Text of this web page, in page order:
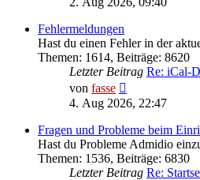
Fehlermeldungen
Hast du einen Fehler in der
Themen: 1614, Beiträge: 8620
Letzter Beitrag Re: iCal-
von fasse
Beitrag
4. Aug 2026, 22:47
Fragen und Probleme beim
Hast du Probleme Admidio
Themen: 1536, Beiträge: 6830
Letzter Beitrag Re: